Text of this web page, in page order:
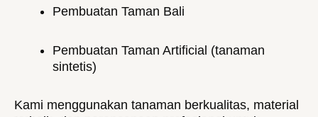
Pembuatan Taman Bali
Pembuatan Taman Artificial (tanaman
sintetis)
Kami menggunakan tanaman berkualitas, material